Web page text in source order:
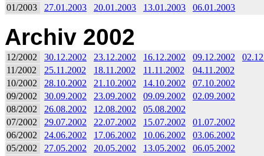
01/2003
27.01.2003 20.01.2003 13.01.2003 06.01.2003
Archiv 2002
12/2002 30.12.2002 23.12.2002 16.12.2002 09.12.2002
11/2002
25.11.2002 18.11.2002 11.11.2002
04.11.2002
10/2002
28.10.2002 21.10.2002 14.10.2002
07.10.2002
09/2002
30.09.2002 23.09.2002 09.09.2002
02.09.2002
08/2002
26.08.2002 12.08.2002
05.08.2002
07/2002
29.07.2002 22.07.2002 15.07.2002
01.07.2002
06/2002
24.06.2002 17.06.2002 10.06.2002
03.06.2002
05/2002
27.05.2002 20.05.2002 13.05.2002 06.05.2002